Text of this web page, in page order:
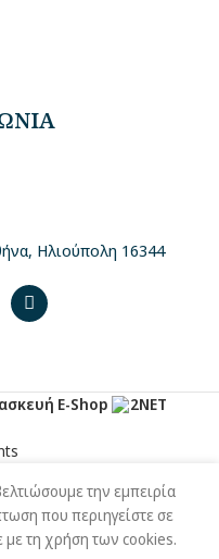
Ηλιούπολη 16344
E-Shop 2NET
την εμπειρία
που περιηγείστε σε
με τη χρήση των cookies.